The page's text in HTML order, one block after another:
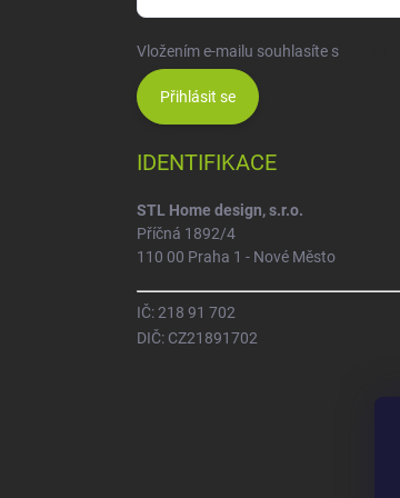
Vložením e-mailu souhlasíte s
Přihlásit se
IDENTIFIKACE
STL Home design, s.r.o.
Příčná 1892/4
110 00 Praha 1 - Nové Město
IČ: 218 91 702
DIČ: CZ21891702